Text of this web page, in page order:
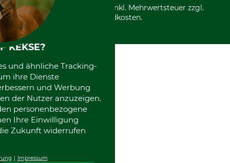
*Alle Preise in Euro und inkl. Mehrwertsteuer zzgl.
Versandkosten.
KEKSE?
und ähnliche Tracking-
ihre Dienste
und Werbung
der Nutzer anzuzeigen.
personenbezogene
Ihre Einwilligung
Zukunft widerrufen
Impressum